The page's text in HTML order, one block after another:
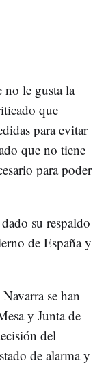
no le gusta la
que
para evitar
que no tiene
para poder
su respaldo
de España y
se han
y Junta de
del
de alarma y